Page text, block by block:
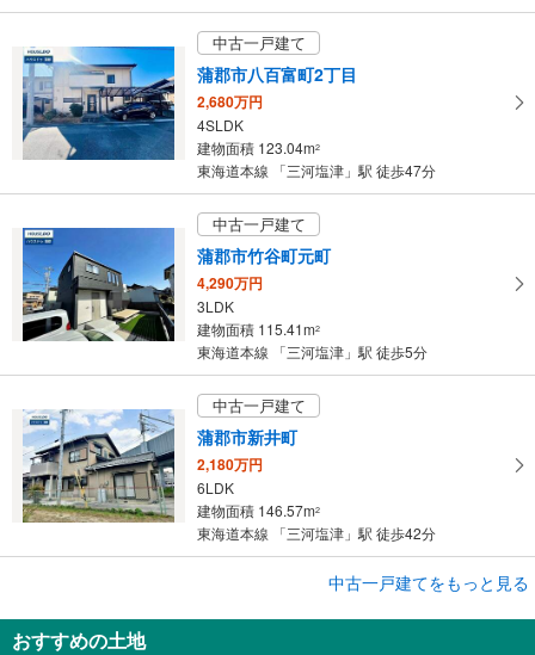
マ
イ
ペ
ー
ジ
存
す
る
中古一戸建て
蒲郡市八百富町2丁目
2,680万円
4SLDK
建物面積 123.04m2
東海道本線 「三河塩津」駅 徒歩47分
中古一戸建て
蒲郡市竹谷町元町
4,290万円
3LDK
建物面積 115.41m2
東海道本線 「三河塩津」駅 徒歩5分
中古一戸建て
蒲郡市新井町
2,180万円
6LDK
建物面積 146.57m2
東海道本線 「三河塩津」駅 徒歩42分
蒲郡市水竹町西小深田
中古一戸建てをもっと見る
おすすめの土地